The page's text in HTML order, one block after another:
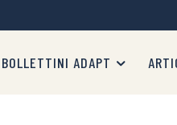
BOLLETTINI ADAPT